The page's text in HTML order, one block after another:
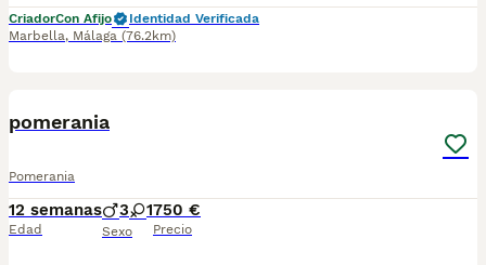
CriadorCon Afijo
Identidad Verificada
Marbella, Málaga (76.2km)
pomerania
Pomerania
12 semanas
Edad
3 1
Sexo
750 €
Precio